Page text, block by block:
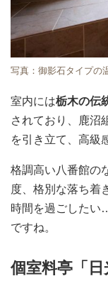
写真：御影石タイプの
室内には栃木の伝
されており、鹿沼
を引き立て、高級
格調高い八番館の
度、格別な落ち着
時間を過ごしたい
ですね。
個室料亭「